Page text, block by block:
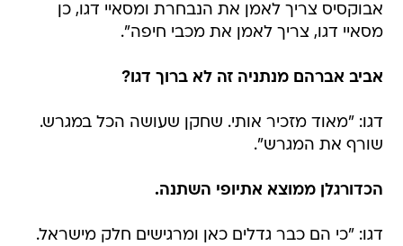
אבוקסיס צריך לאמן את הנבחרת ומסאיי דגו, כן
מסאיי דגו, צריך לאמן את מכבי חיפה".
אביב אברהם מנתניה זה לא ברוך דגו?
דגו: "מאוד מזכיר אותי. שחקן שעושה הכל במגרש.
שורף את המגרש".
הכדורגלן ממוצא אתיופי השתנה.
דגו: "כי הם כבר גדלים כאן ומרגישים חלק מישראל.